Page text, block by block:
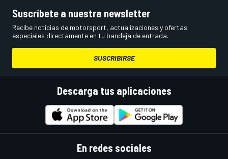
Suscríbete a nuestra newsletter
Recibe noticias de motorsport, actualizaciones y ofertas
especiales directamente en tu bandeja de entrada.
SUSCRIBIRSE
Descarga tus aplicaciones
En redes sociales